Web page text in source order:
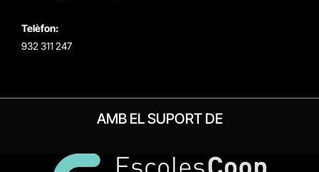
Telèfon:
932 311 247
AMB EL SUPORT DE